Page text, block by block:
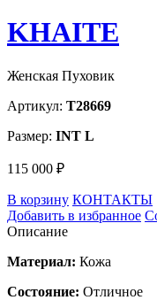
KHAITE
Женская Пуховик
Артикул: T28669
Размер: INT L
115 000 ₽
В корзину КОНТАКТЫ
Добавить в избранное
Описание
Материал: Кожа
Состояние: Отличное